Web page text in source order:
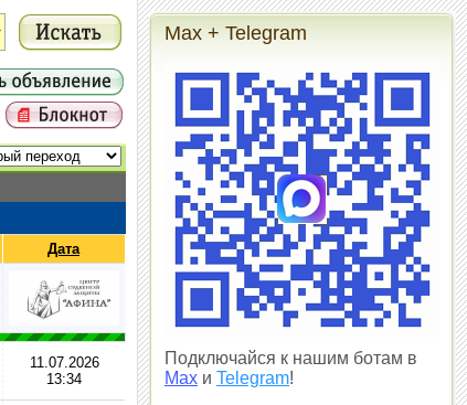
Дата
11.07.2026
13:34
Max + Telegram
Подключайся к нашим ботам в
Max и Telegram!